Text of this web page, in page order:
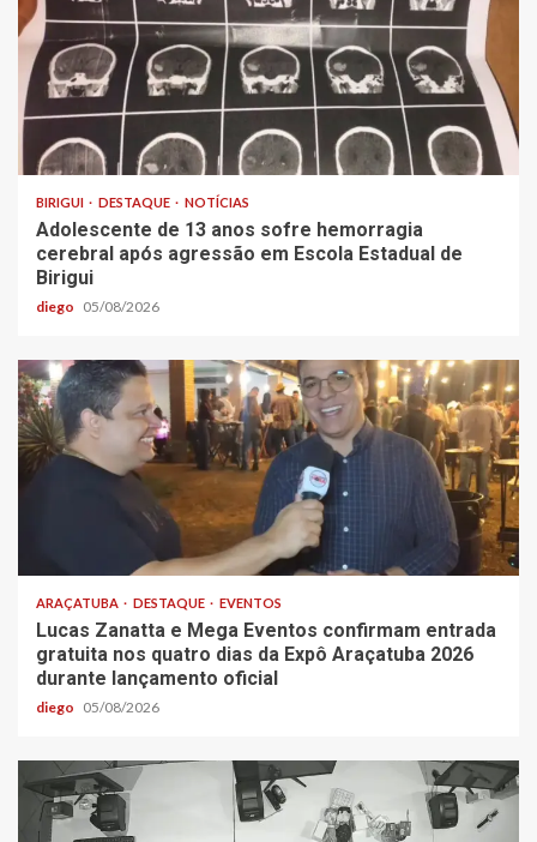
BIRIGUI DESTAQUE NOTÍCIAS
Adolescente de 13 anos sofre hemorragia
cerebral após agressão em Escola Estadual de
Birigui
diego 05/08/2026
ARAÇATUBA DESTAQUE EVENTOS
Lucas Zanatta e Mega Eventos confirmam entrada
gratuita nos quatro dias da Expô Araçatuba 2026
durante lançamento oficial
diego 05/08/2026